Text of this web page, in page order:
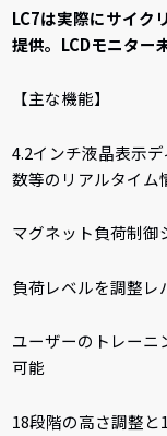
LC7は実際にサイク
提供。LCDモニター
【主な機能】
4.2インチ液晶表示
数等のリアルタイム
マグネット負荷制御
負荷レベルを調整レ
ユーザーのトレーニ
可能
18段階の高さ調整